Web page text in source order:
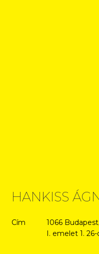
HANKISS
Cím
1066
I. emelet 1.